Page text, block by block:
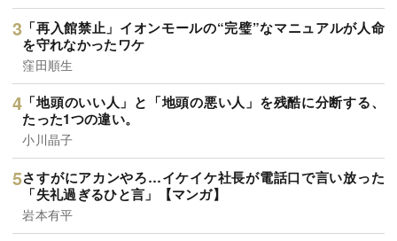
「再入館禁止」イオンモールの“完璧”なマニュアルが人命
を守れなかったワケ
窪田順生
「地頭のいい人」と「地頭の悪い人」を残酷に分断する、
たった1つの違い。
小川晶子
さすがにアカンやろ…イケイケ社長が電話口で言い放った
「失礼過ぎるひと言」【マンガ】
岩本有平